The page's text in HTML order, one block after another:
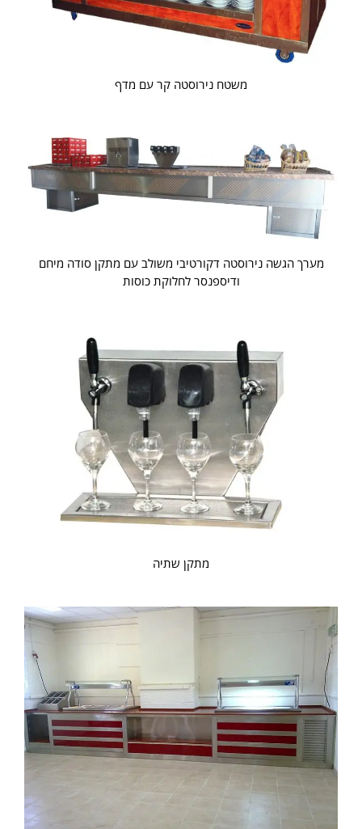
משטח נירוסטה קר עם מדף
מערך הגשה נירוסטה דקורטיבי משולב עם מתקן סודה מיחם
ודיספנסר לחלוקת כוסות
מתקן שתיה